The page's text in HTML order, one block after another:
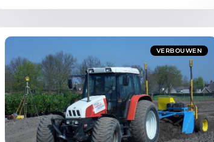
VERBOUWEN